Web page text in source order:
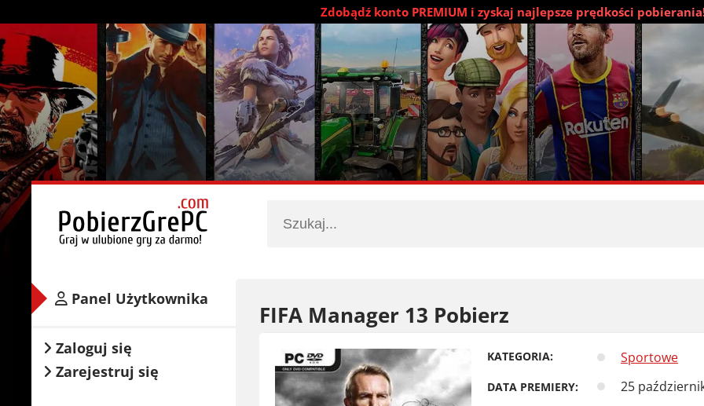
Zdobądź konto PREMIUM i zyskaj najlepsze prędkości
FIFA Manager 13 Pobierz
KATEGORIA: Sportowe
DATA PREMIERY: 25
Panel Użytkownika
Zaloguj się
Zarejestruj się